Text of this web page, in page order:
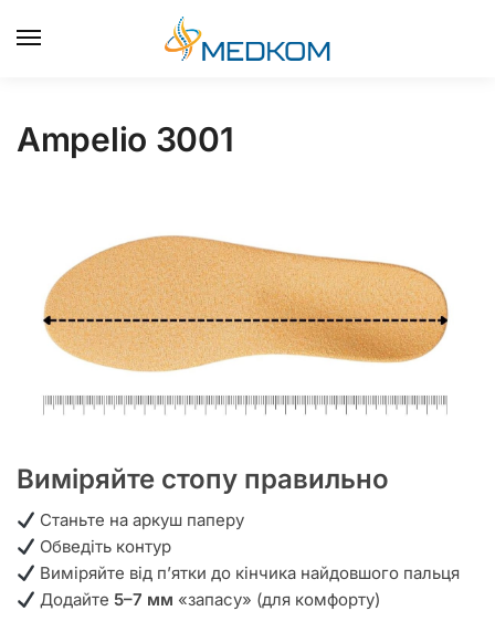
Ampelio 3001
Виміряйте стопу правильно
Станьте на аркуш паперу
Обведіть контур
Виміряйте від п’ятки до кінчика найдовшого пальця
Додайте5–7 мм «запасу» (для комфорту)